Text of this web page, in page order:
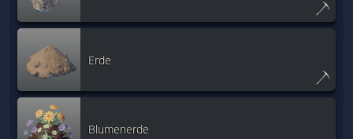
Erde
Blumenerde